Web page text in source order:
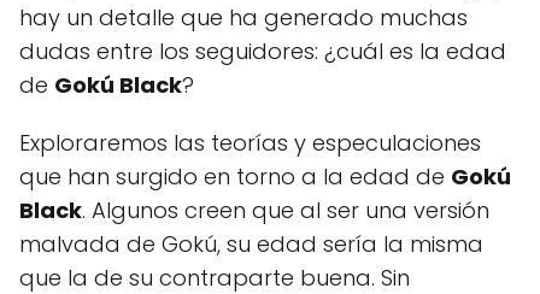
hay un detalle que ha generado muchas
dudas entre los seguidores: ¿cuál es la edad
de Gokú Black?
Exploraremos las teorías y especulaciones
que han surgido en torno a la edad de Gokú
Black. Algunos creen que al ser una versión
malvada de Gokú, su edad sería la misma
que la de su contraparte buena. Sin